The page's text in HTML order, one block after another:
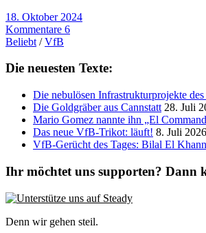
18. Oktober 2024
Kommentare 6
Beliebt /VfB
Die neuesten Texte:
Die nebulösen Infrastrukturprojekte
Die Goldgräber aus Cannstatt 28. Juli
Mario Gomez nannte ihn „El
Das neue VfB-Trikot: läuft! 8. Juli 2026
VfB-Gerücht des Tages: Bilal El
Ihr möchtet uns supporten? Dann
Denn wir gehen steil.